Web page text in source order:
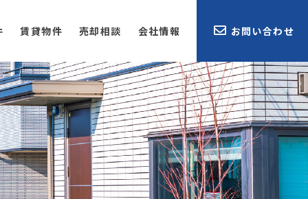
賃貸物件 売却相談 会社情報 お問い合わせ